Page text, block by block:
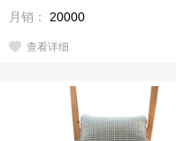
月销：
20000
查看详细